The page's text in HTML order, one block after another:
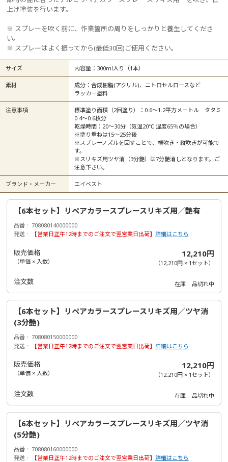
上げ塗装を行います。
※ スプレーを吹く前に、作業箇所の周りをしっかりと養生してくださ
い。
※ スプレーはよく振ってから(最低30回)ご使用ください。
サイズ 内容量：300ml入り（1本）
素材
成分：合成樹脂(アクリル)、ニトロセルロースなど
ラッカー塗料
注意事項
標準塗り面積（2回塗り）：0.6～1.2平方メートル タタミ
0.4～0.6枚分
乾燥時間：20～30分（気温20℃ 湿度65％の場合）
※塗り重ねは15～25分後
※スプレーノズルを回すことで、横吹き・縦吹きが可能で
す。
※スリキズ用ツヤ消（3分艶）は7分艶消しとなります。ご
注意下さい。
ブランド・メーカー エイベスト
【6本セット】リペアカラースプレースリキズ用／艶有
品番
708080140000000
発送
【営業日正午12時までのご注文で翌営業日出荷】 詳細はこちら
販売価格
（単価 × 入数）
12,210円
（12,210円× 1セット）
注文数 在庫 品切れ中
【6本セット】リペアカラースプレースリキズ用／ツヤ消
(3分艶)
品番
708080150000000
発送
【営業日正午12時までのご注文で翌営業日出荷】 詳細はこちら
販売価格
（単価 × 入数）
12,210円
（12,210円× 1セット）
注文数 在庫 品切れ中
【6本セット】リペアカラースプレースリキズ用／ツヤ消
(5分艶)
品番
708080160000000
発送
【営業日正午12時までのご注文で翌営業日出荷】 詳細はこちら